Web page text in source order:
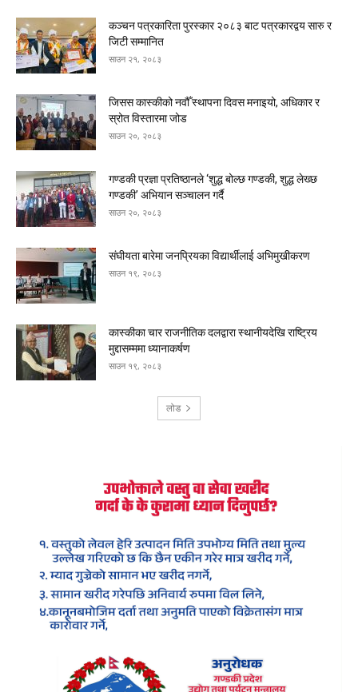
कञ्चन पत्रकारिता पुरस्कार २०८३ बाट पत्रकारद्वय सारु र
जिटी सम्मानित
साउन २१, २०८३
जिसस कास्कीको नवौँ स्थापना दिवस मनाइयो, अधिकार र
स्रोत विस्तारमा जोड
साउन २०, २०८३
गण्डकी प्रज्ञा प्रतिष्ठानले ‘शुद्ध बोल्छ गण्डकी, शुद्ध लेख्छ
गण्डकी’ अभियान सञ्चालन गर्दै
साउन २०, २०८३
संघीयता बारेमा जनप्रियका विद्यार्थीलाई अभिमुखीकरण
साउन १९, २०८३
कास्कीका चार राजनीतिक दलद्वारा स्थानीयदेखि राष्ट्रिय
मुद्दासम्ममा ध्यानाकर्षण
साउन १९, २०८३
लोड